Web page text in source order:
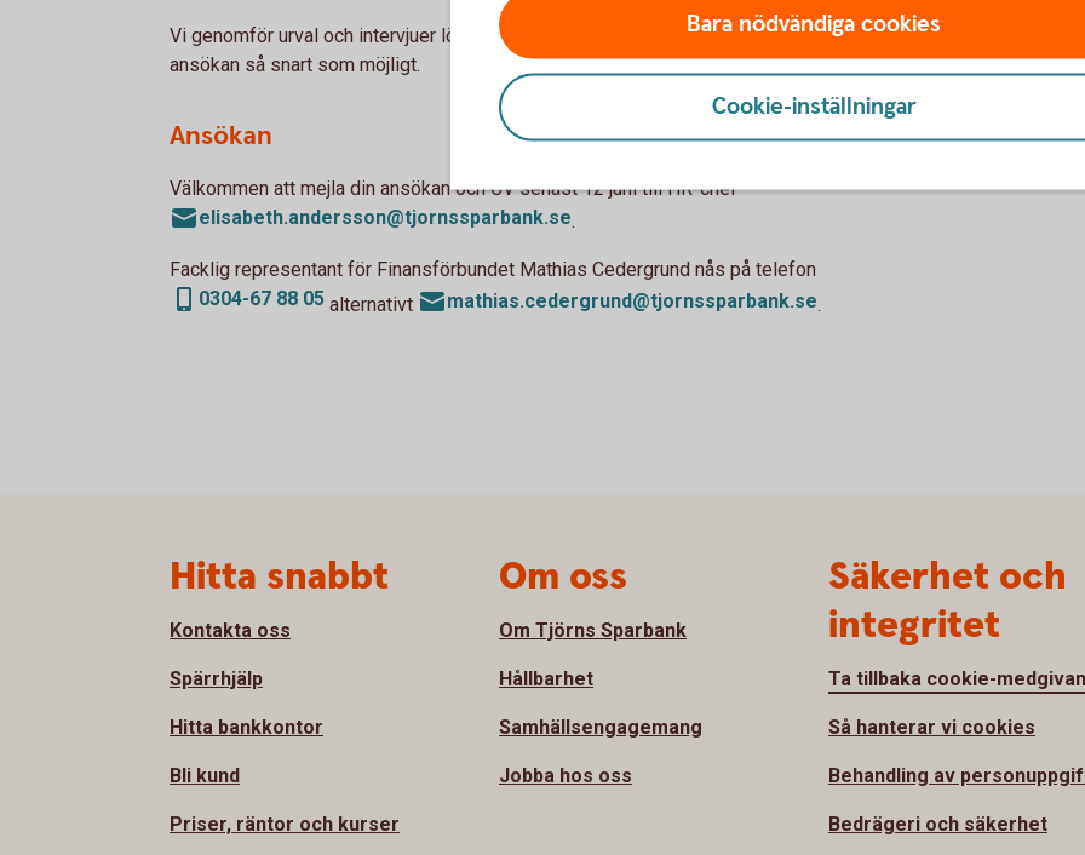
Vi genomför urval och intervjuer löpande under ansökningstiden och välkomnar därför din
ansökan så snart som möjligt.
Ansökan
Välkommen att mejla din ansökan och CV senast 12 juni till HR-chef
elisabeth.andersson@tjornssparbank.se.
Facklig representant för Finansförbundet Mathias Cedergrund nås på telefon
0304-67 88 05 alternativt mathias.cedergrund@tjornssparbank.se.
Bara nödvändiga cookies
Cookie-inställningar
Hitta snabbt
Kontakta oss
Spärrhjälp
Hitta bankkontor
Bli kund
Priser, räntor och kurser
Om oss
Om Tjörns Sparbank
Hållbarhet
Samhällsengagemang
Jobba hos oss
Säkerhet och
integritet
Ta tillbaka cookie-
Så hanterar vi cookies
Behandling av
Bedrägeri och säkerhet